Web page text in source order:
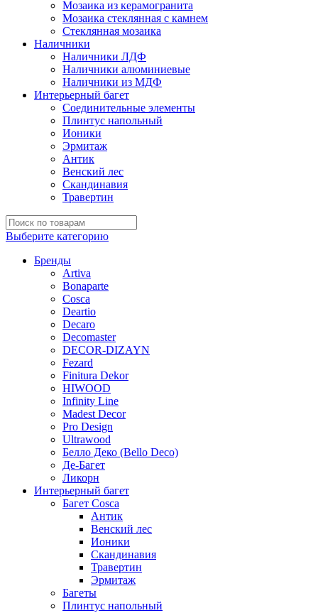
Мозаика из керамогранита
Мозаика стеклянная с камнем
Стеклянная мозаика
Наличники
Наличники ЛДФ
Наличники алюминиевые
Наличники из МДФ
Интерьерный багет
Соединительные элементы
Плинтус напольный
Ионики
Эрмитаж
Антик
Венский лес
Скандинавия
Травертин
Выберите категорию
Бренды
Artiva
Bonaparte
Cosca
Deartio
Decaro
Decomaster
DECOR-DIZAYN
Fezard
Finitura Dekor
HIWOOD
Infinity Line
Madest Decor
Pro Design
Ultrawood
Белло Деко (Bello Deco)
Де-Багет
Ликорн
Интерьерный багет
Багет Cosca
Антик
Венский лес
Ионики
Скандинавия
Травертин
Эрмитаж
Багеты
Плинтус напольный